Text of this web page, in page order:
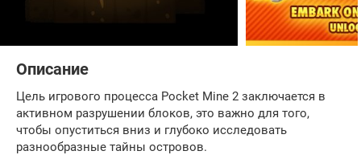
Описание
Цель игрового процесса Pocket Mine 2 заключается в
активном разрушении блоков, это важно для того,
чтобы опуститься вниз и глубоко исследовать
разнообразные тайны островов.